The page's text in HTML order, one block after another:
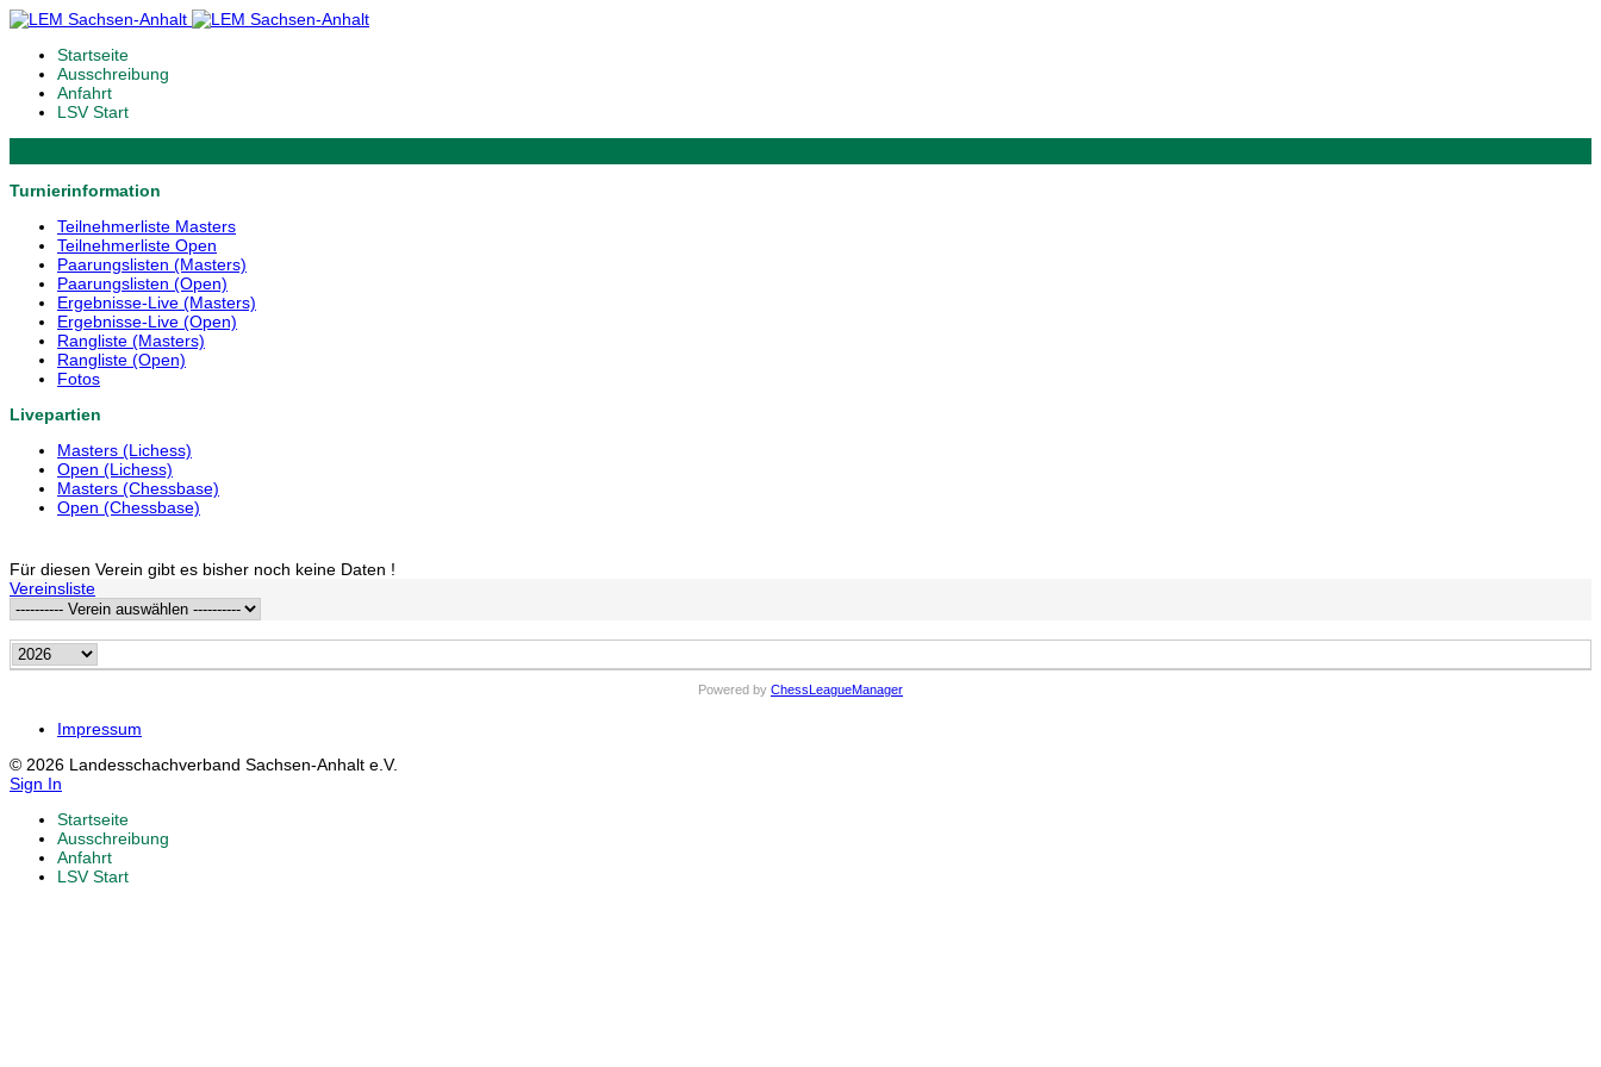
Startseite
Ausschreibung
Anfahrt
LSV Start
Turnierinformation
Teilnehmerliste Masters
Teilnehmerliste Open
Paarungslisten (Masters)
Paarungslisten (Open)
Ergebnisse-Live (Masters)
Ergebnisse-Live (Open)
Rangliste (Masters)
Rangliste (Open)
Fotos
Livepartien
Masters (Lichess)
Open (Lichess)
Masters (Chessbase)
Open (Chessbase)
Für diesen Verein gibt es bisher noch keine Daten !
Vereinsliste
Powered by ChessLeagueManager
Impressum
© 2026 Landesschachverband Sachsen-Anhalt e.V.
Sign In
Startseite
Ausschreibung
Anfahrt
LSV Start